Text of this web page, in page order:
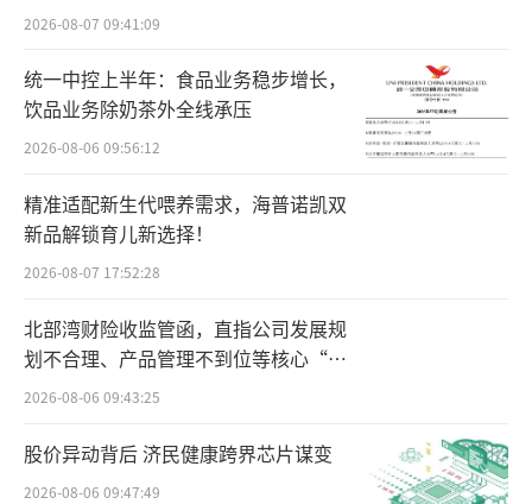
无论哪种出海方式，对于每家企业来说，
界定品牌资产，发展整体品牌战略，扩大品牌
影响力的全球化策略将成为下一个新阶段的关
注。
就中国企业出海的现状，根据一线了解的
情况，成守正认为需要从线上和线下出海两个
方面区分看待。
线上方面，目前相当多的中国电商选择出
海，跨境电商得到了蓬勃发展，虽然疫情造成
过一些跨境障碍，线上出海却仍显火热，也是
中国电商行业的一大需求。典型案例如Tik To
k，目前正妥善经营着海外市场，未来更有进一
2026-08-07 09:41:09
统一中控上半年：食品业务稳步增长，
饮品业务除奶茶外全线承压
2026-08-06 09:56:12
精准适配新生代喂养需求，海普诺凯双
新品解锁育儿新选择！
2026-08-07 17:52:28
北部湾财险收监管函，直指公司发展规
划不合理、产品管理不到位等核心“痛
点”
2026-08-06 09:43:25
股价异动背后 济民健康跨界芯片谋变
2026-08-06 09:47:49